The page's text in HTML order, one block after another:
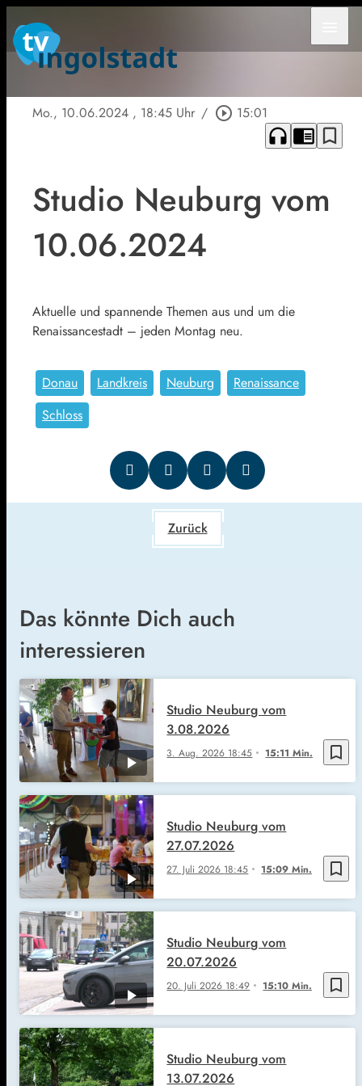
Mo., 10.06.2024 , 18:45 Uhr / play_circle_outline 15:01
headphones chrome_reader_mode bookmark_border
Studio Neuburg vom
10.06.2024
Aktuelle und spannende Themen aus und um die
Renaissancestadt – jeden Montag neu.
Donau Landkreis Neuburg
Renaissance
Schloss
Zurück
Das könnte Dich auch
interessieren
bookmark_border
3. Aug. 2026 18:45 15:11 Min.
Studio Neuburg vom
3.08.2026
bookmark_border
27. Juli 2026 18:45 15:09 Min.
Studio Neuburg vom
27.07.2026
bookmark_border
20. Juli 2026 18:49 15:10 Min.
Studio Neuburg vom
20.07.2026
Studio Neuburg vom
13.07.2026